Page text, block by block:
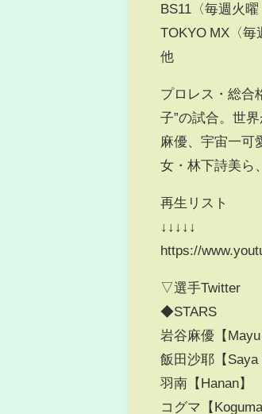
BS11〈毎週火曜
TOKYO MX〈毎
他
プロレス・総合
子”の試合。世
麻優、宇宙一可
女・林下詩美
再生リスト
↓↓↓↓↓
https://
▽選手Twitter
◆STARS
岩谷麻優【
飯田沙耶【
羽南【Hanan
コグマ【